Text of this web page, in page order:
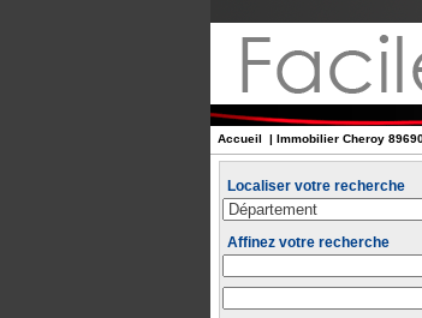
Accueil | Immobilier Cheroy
Localiser votre recherche
Affinez votre recherche